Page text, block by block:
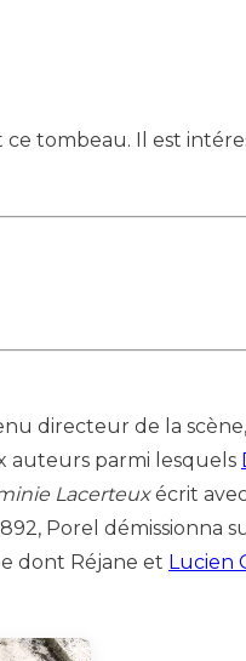
tombeau. Il est
directeur de la scène,
auteurs parmi lesquels
Lacerteuxécrit
Porel démissionna
dont Réjane et Lucien